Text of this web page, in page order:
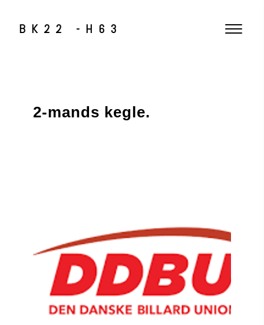
BK22 -H63
2-mands kegle.